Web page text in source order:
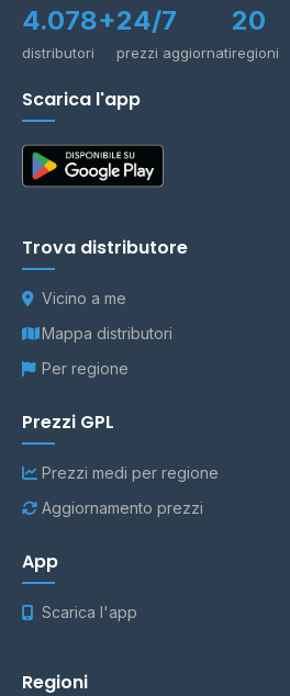
4.078+
distributori
24/7
prezzi aggiornati
20
regioni
Scarica l'app
Trova distributore
Vicino a me
Mappa distributori
Per regione
Prezzi GPL
Prezzi medi per regione
Aggiornamento prezzi
App
Scarica l'app
Regioni